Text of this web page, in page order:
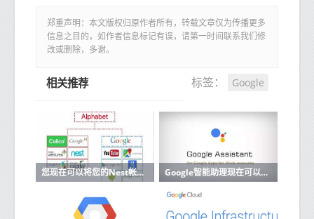
郑重声明：本文版权归原作者所有，转载文章仅为传播更多
信息之目的，如作者信息标记有误，请第一时间联系我们修
改或删除，多谢。
标签： Google
相关推荐
您现在可以将您的Nest帐户迁移到Google帐户 Google智能助理现在可以阅读和回复来自更多应用的消息